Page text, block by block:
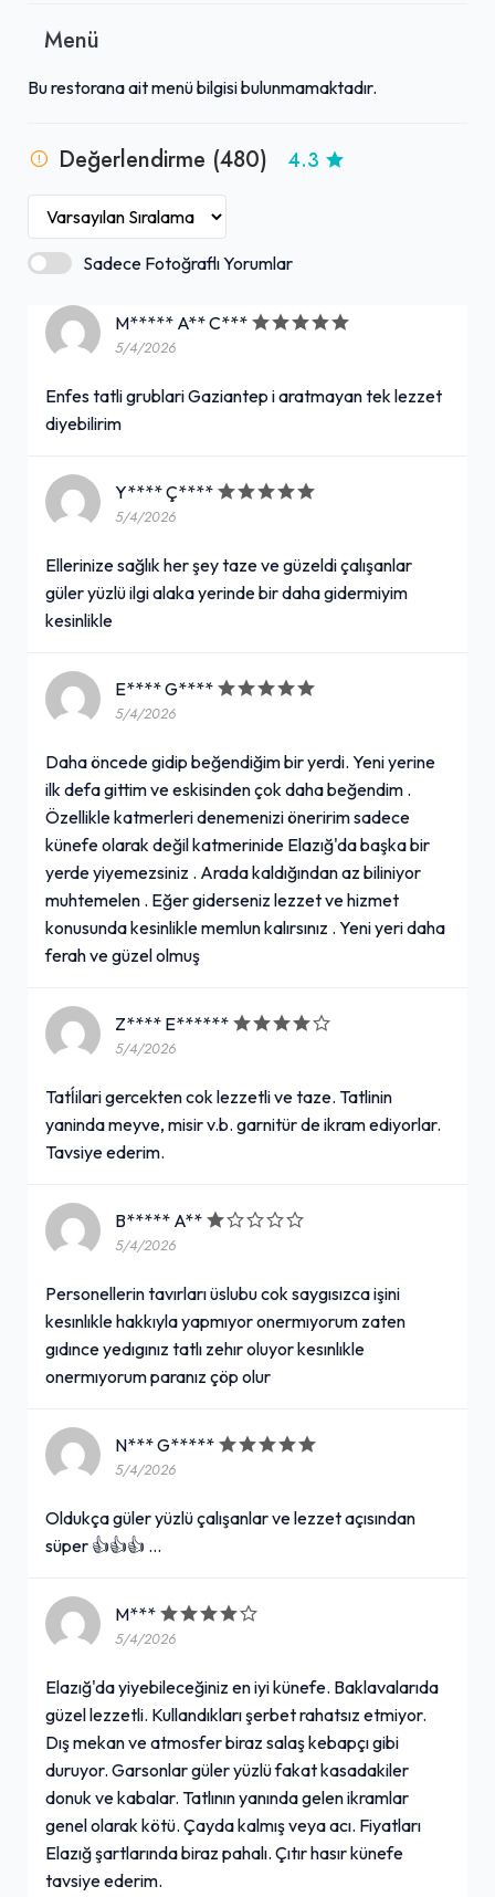
Menü
Bu restorana ait menü bilgisi bulunmamaktadır.
Değerlendirme (480) 4.3
Sadece Fotoğraflı Yorumlar
M***** A** C***
5/4/2026
Enfes tatli grublari Gaziantep i aratmayan tek lezzet
diyebilirim
Y**** Ç****
5/4/2026
Ellerinize sağlık her şey taze ve güzeldi çalışanlar
güler yüzlü ilgi alaka yerinde bir daha gidermiyim
kesinlikle
E**** G****
5/4/2026
Daha öncede gidip beğendiğim bir yerdi. Yeni yerine
ilk defa gittim ve eskisinden çok daha beğendim .
Özellikle katmerleri denemenizi öneririm sadece
künefe olarak değil katmerinide Elazığ'da başka bir
yerde yiyemezsiniz . Arada kaldığından az biliniyor
muhtemelen . Eğer giderseniz lezzet ve hizmet
konusunda kesinlikle memlun kalırsınız . Yeni yeri daha
ferah ve güzel olmuş
Z**** E******
5/4/2026
Tatĺilari gercekten cok lezzetli ve taze. Tatlinin
yaninda meyve, misir v.b. garnitür de ikram ediyorlar.
Tavsiye ederim.
B***** A**
5/4/2026
Personellerin tavırları üslubu cok saygısızca işini
kesınlıkle hakkıyla yapmıyor onermıyorum zaten
gıdınce yedıgınız tatlı zehır oluyor kesınlıkle
onermıyorum paranız çöp olur
N*** G*****
5/4/2026
Oldukça güler yüzlü çalışanlar ve lezzet açısından
süper 👍👍👍 …
M***
5/4/2026
Elazığ'da yiyebileceğiniz en iyi künefe. Baklavalarıda
güzel lezzetli. Kullandıkları şerbet rahatsız etmiyor.
Dış mekan ve atmosfer biraz salaş kebapçı gibi
duruyor. Garsonlar güler yüzlü fakat kasadakiler
donuk ve kabalar. Tatlının yanında gelen ikramlar
genel olarak kötü. Çayda kalmış veya acı. Fiyatları
Elazığ şartlarında biraz pahalı. Çıtır hasır künefe
tavsiye ederim.